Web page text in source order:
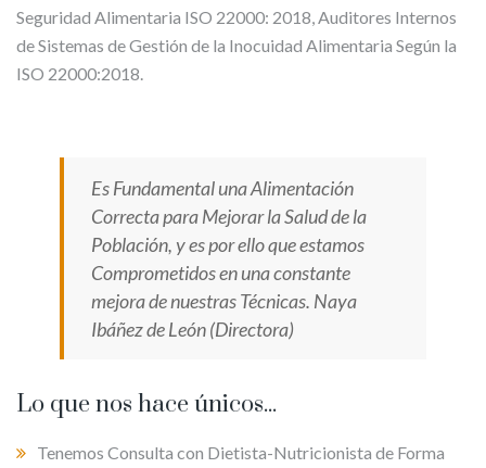
Seguridad Alimentaria ISO 22000: 2018, Auditores Internos
de Sistemas de Gestión de la Inocuidad Alimentaria Según la
ISO 22000:2018.
Es Fundamental una Alimentación
Correcta para Mejorar la Salud de la
Población, y es por ello que estamos
Comprometidos en una constante
mejora de nuestras Técnicas. Naya
Ibáñez de León (Directora)
Lo que nos hace únicos...
Tenemos Consulta con Dietista-Nutricionista de Forma